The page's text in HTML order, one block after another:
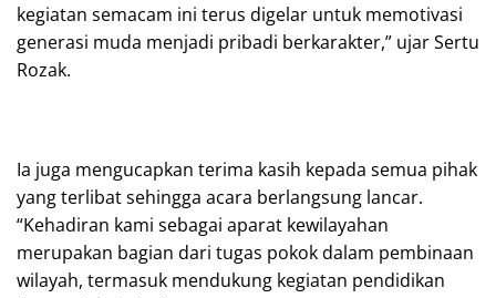
kegiatan semacam ini terus digelar untuk memotivasi
generasi muda menjadi pribadi berkarakter,” ujar Sertu
Rozak.
Ia juga mengucapkan terima kasih kepada semua pihak
yang terlibat sehingga acara berlangsung lancar.
“Kehadiran kami sebagai aparat kewilayahan
merupakan bagian dari tugas pokok dalam pembinaan
wilayah, termasuk mendukung kegiatan pendidikan